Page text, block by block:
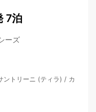
7泊
ーズ
ントリーニ (ティラ) / カ